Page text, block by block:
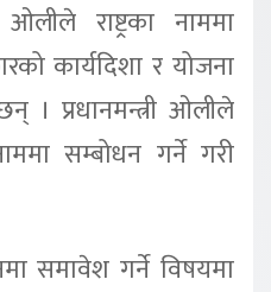
ओलीले राष्ट्रका नाममा
कार्यदिशा र योजना
। प्रधानमन्त्री ओलीले
सम्बोधन गर्ने गरी
समावेश गर्ने विषयमा